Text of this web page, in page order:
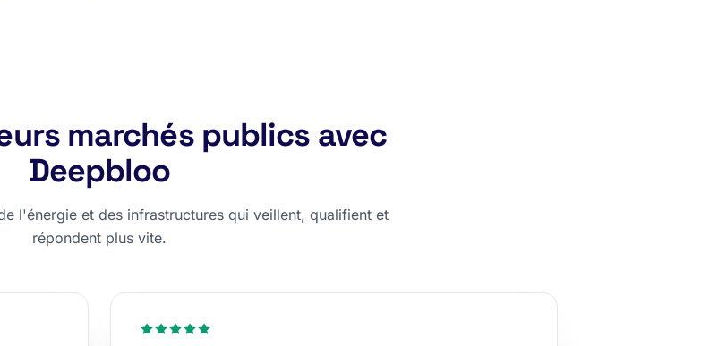
marchés publics avec
Deepbloo
l'énergie et des infrastructures qui veillent, qualifient et
répondent plus vite.